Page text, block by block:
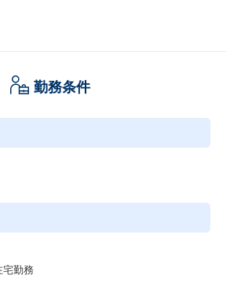
勤務条件
宅勤務